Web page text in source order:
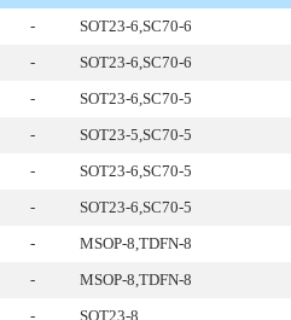
-
SOT23-6,SC70-6
-
SOT23-6,SC70-6
-
SOT23-6,SC70-5
-
SOT23-5,SC70-5
-
SOT23-6,SC70-5
-
SOT23-6,SC70-5
-
MSOP-8,TDFN-8
-
MSOP-8,TDFN-8
-
SOT23-8